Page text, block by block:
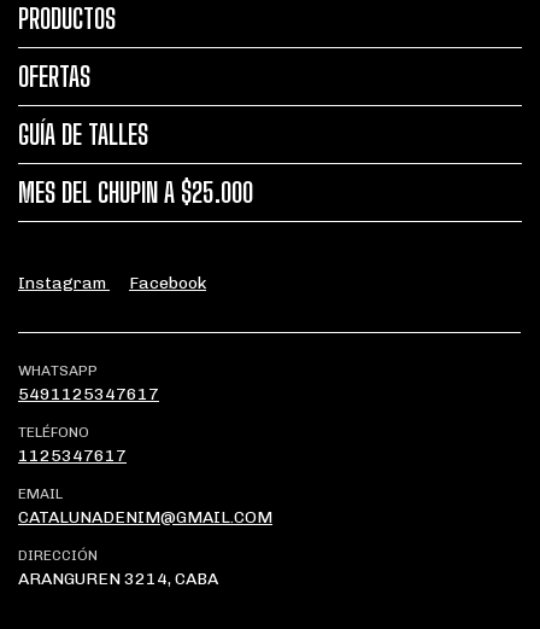
PRODUCTOS
OFERTAS
GUÍA DE TALLES
MES DEL CHUPIN A $25.000
Instagram Facebook
WHATSAPP
5491125347617
TELÉFONO
1125347617
EMAIL
CATALUNADENIM@GMAIL.COM
DIRECCIÓN
ARANGUREN 3214, CABA